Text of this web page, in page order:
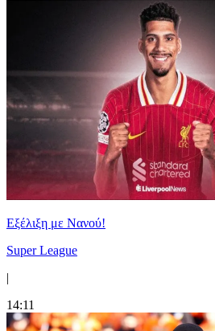
Εξέλιξη με Νανού!
Super League
|
14:11